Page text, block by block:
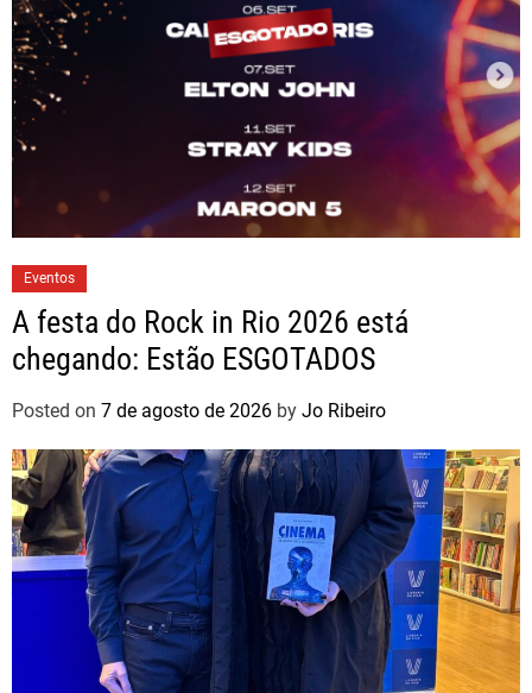
Eventos
A festa do Rock in Rio 2026 está
chegando: Estão ESGOTADOS
Posted on 7 de agosto de 2026 by Jo Ribeiro